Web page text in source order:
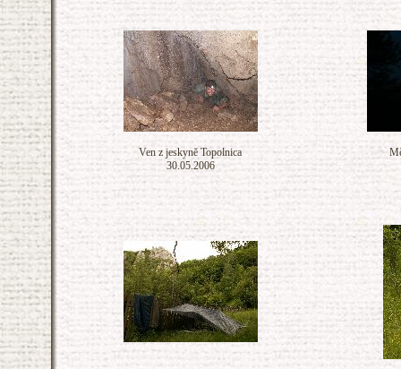
Ven z jeskyně Topolnica
30.05.2006